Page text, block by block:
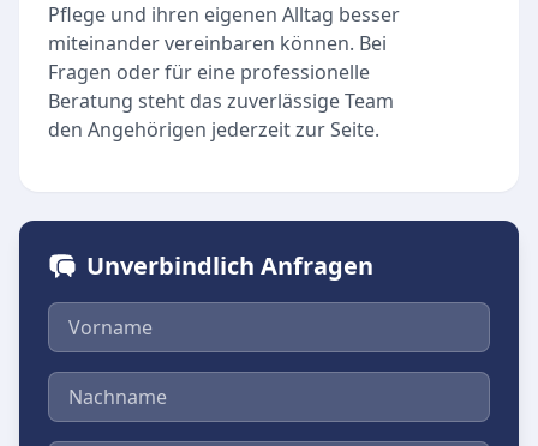
Pflege und ihren eigenen Alltag besser
miteinander vereinbaren können. Bei
Fragen oder für eine professionelle
Beratung steht das zuverlässige Team
den Angehörigen jederzeit zur Seite.
Unverbindlich Anfragen
Vorname
Nachname